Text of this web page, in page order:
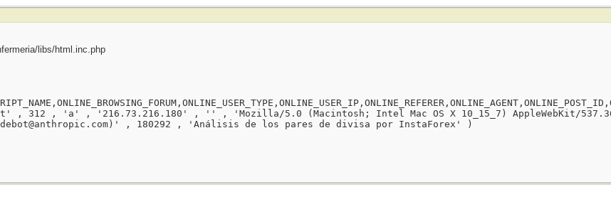
libs/html.inc.php
, 312 , 'a' , '216.73.216.180' , '' , 'Mozilla/5.0 (Macintosh; Intel Mac OS X 10_15_7) AppleWebKit/
, 180292 , 'Análisis de los pares de divisa por InstaForex' )